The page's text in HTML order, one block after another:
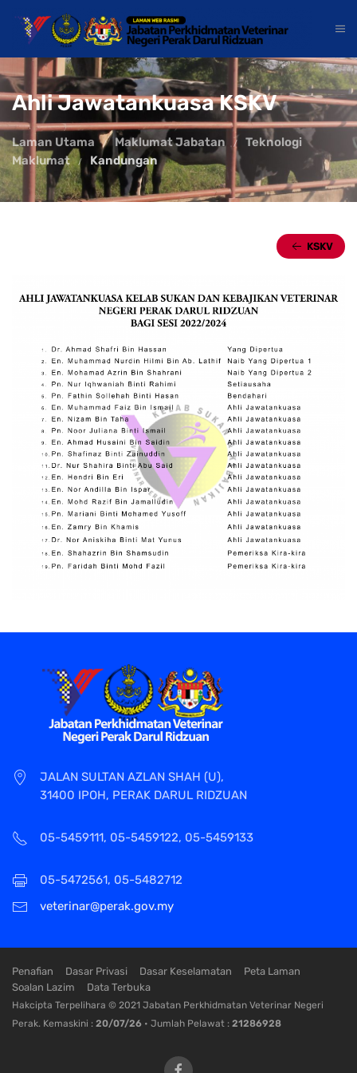
Ahli Jawatankuasa KSKV
Laman Utama Maklumat Jabatan
Teknologi
Maklumat
Kandungan
KSKV
JALAN SULTAN AZLAN SHAH (U),
31400 IPOH, PERAK DARUL RIDZUAN
05-5459111, 05-5459122, 05-5459133
05-5472561, 05-5482712
veterinar@perak.gov.my
Penafian Dasar Privasi Dasar Keselamatan
Peta Laman
Soalan Lazim
Data Terbuka
Hakcipta Terpelihara © 2021 Jabatan Perkhidmatan Veterinar Negeri
Perak. Kemaskini : 20/07/26 • Jumlah Pelawat : 21286928